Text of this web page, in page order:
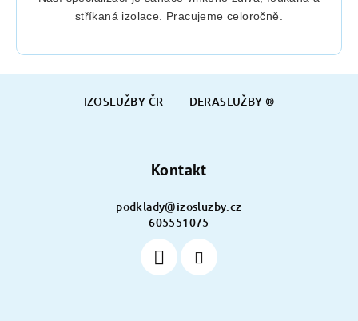
stříkaná izolace. Pracujeme celoročně.
IZOSLUŽBY ČR DERASLUŽBY ®
Kontakt
podklady@izosluzby.cz
605551075